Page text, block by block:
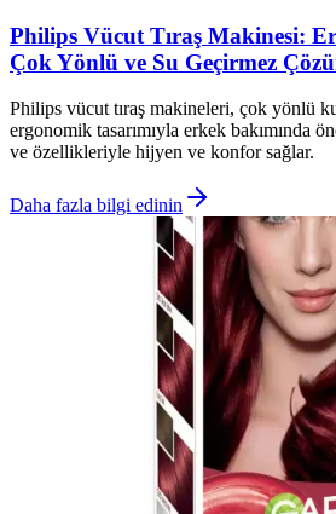
Philips Vücut Tıraş Makinesi:
Çok Yönlü ve Su Geçirmez
Philips vücut tıraş makineleri, çok yönlü
ergonomik tasarımıyla erkek bakımında
ve özellikleriyle hijyen ve konfor sağlar.
Daha fazla bilgi edinin